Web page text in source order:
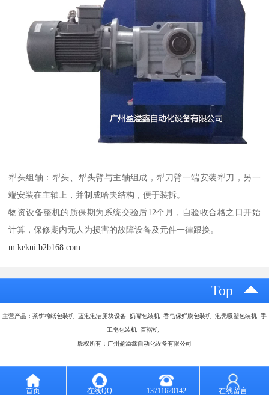
犁头组轴：犁头、犁头臂与主轴组成，犁刀臂一端安装犁刀，另一
端安装在主轴上，并制成哈夫结构，便于装拆。
物资设备整机的质保期为系统交验后12个月，自验收合格之日开始
计算，保修期内无人为损害的故障设备及元件一律跟换。
m.kekui.b2b168.com
Top
主营产品：茶饼棉纸包装机 蓝泡泡洁厕块设备 奶嘴包装机 香皂保鲜膜包装机 泡壳吸塑包装机 手
工皂包装机 百褶机
版权所有：广州盈溢鑫自动化设备有限公司
首页 在线QQ 13711620142 在线留言